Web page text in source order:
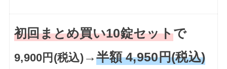
初回まとめ買い10錠セットで
9,900円(税込)→半額 4,950円(税込)